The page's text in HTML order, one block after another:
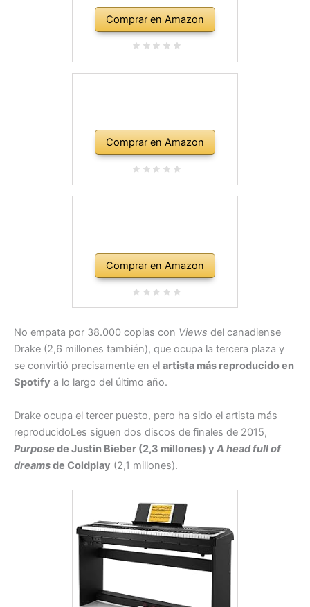
Comprar en Amazon
Comprar en Amazon
Comprar en Amazon
No empata por 38.000 copias con Views del canadiense
Drake (2,6 millones también), que ocupa la tercera plaza y
se convirtió precisamente en el artista más reproducido en
Spotify a lo largo del último año.
Drake ocupa el tercer puesto, pero ha sido el artista más
reproducidoLes siguen dos discos de finales de 2015,
Purpose de Justin Bieber (2,3 millones) y A head full of
dreamsde Coldplay (2,1 millones).